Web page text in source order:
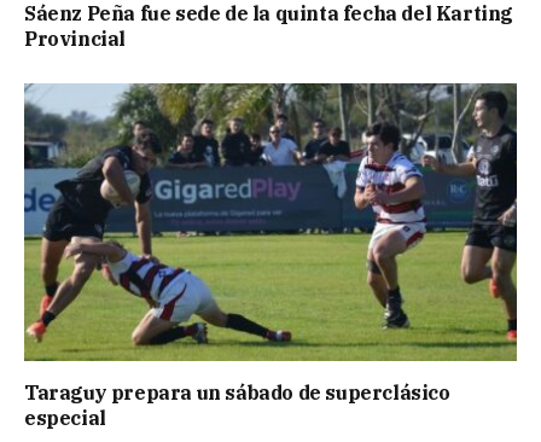
Sáenz Peña fue sede de la quinta fecha del Karting
Provincial
Taraguy prepara un sábado de superclásico
especial